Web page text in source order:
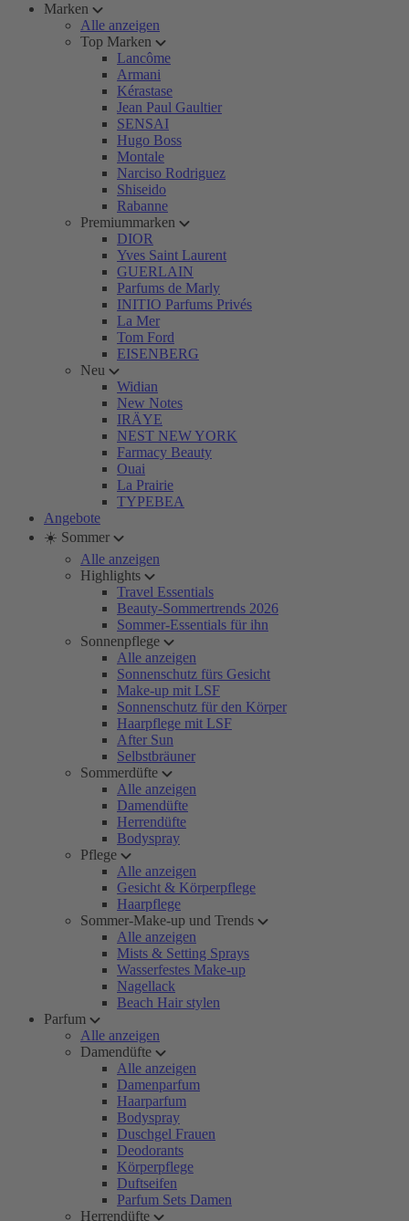
Marken
Alle anzeigen
Top Marken
Lancôme
Armani
Kérastase
Jean Paul Gaultier
SENSAI
Hugo Boss
Montale
Narciso Rodriguez
Shiseido
Rabanne
Premiummarken
DIOR
Yves Saint Laurent
GUERLAIN
Parfums de Marly
INITIO Parfums Privés
La Mer
Tom Ford
EISENBERG
Neu
Widian
New Notes
IRÄYE
NEST NEW YORK
Farmacy Beauty
Ouai
La Prairie
TYPEBEA
Angebote
☀️ Sommer
Alle anzeigen
Highlights
Travel Essentials
Beauty-Sommertrends 2026
Sommer-Essentials für ihn
Sonnenpflege
Alle anzeigen
Sonnenschutz fürs Gesicht
Make-up mit LSF
Sonnenschutz für den Körper
Haarpflege mit LSF
After Sun
Selbstbräuner
Sommerdüfte
Alle anzeigen
Damendüfte
Herrendüfte
Bodyspray
Pflege
Alle anzeigen
Gesicht & Körperpflege
Haarpflege
Sommer-Make-up und Trends
Alle anzeigen
Mists & Setting Sprays
Wasserfestes Make-up
Nagellack
Beach Hair stylen
Parfum
Alle anzeigen
Damendüfte
Alle anzeigen
Damenparfum
Haarparfum
Bodyspray
Duschgel Frauen
Deodorants
Körperpflege
Duftseifen
Parfum Sets Damen
Herrendüfte